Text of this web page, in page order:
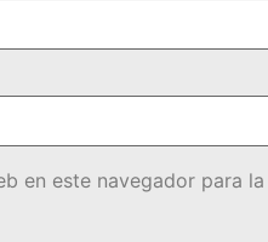
en este navegador para